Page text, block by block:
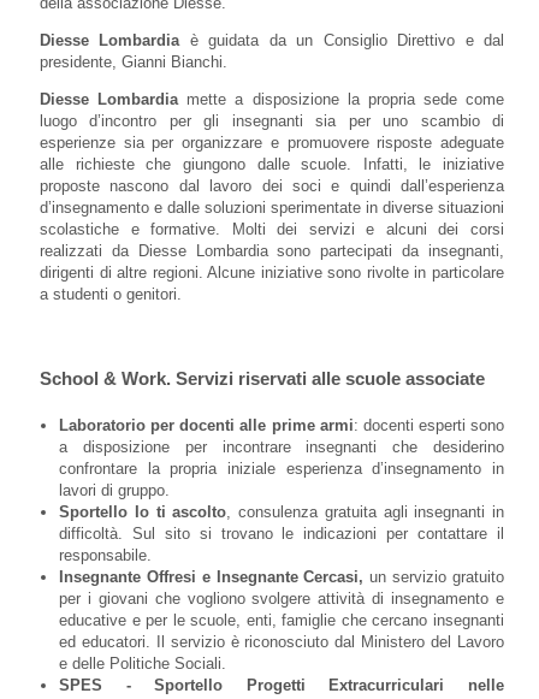
Diesse Lombardia è guidata da un Consiglio Direttivo e dal
presidente, Gianni Bianchi.
Diesse Lombardia mette a disposizione la propria sede come
luogo d’incontro per gli insegnanti sia per uno scambio di
esperienze sia per organizzare e promuovere risposte adeguate
alle richieste che giungono dalle scuole. Infatti, le iniziative
proposte nascono dal lavoro dei soci e quindi dall’esperienza
d’insegnamento e dalle soluzioni sperimentate in diverse situazioni
scolastiche e formative. Molti dei servizi e alcuni dei corsi
realizzati da Diesse Lombardia sono partecipati da insegnanti,
dirigenti di altre regioni. Alcune iniziative sono rivolte in particolare
a studenti o genitori.
School & Work. Servizi riservati alle scuole associate
Laboratorio per docenti alle prime armi: docenti esperti sono
a disposizione per incontrare insegnanti che desiderino
confrontare la propria iniziale esperienza d’insegnamento in
lavori di gruppo.
Sportello Io ti ascolto, consulenza gratuita agli insegnanti in
difficoltà. Sul sito si trovano le indicazioni per contattare il
responsabile.
Insegnante Offresi e Insegnante Cercasi,un servizio gratuito
per i giovani che vogliono svolgere attività di insegnamento e
educative e per le scuole, enti, famiglie che cercano insegnanti
ed educatori. Il servizio è riconosciuto dal Ministero del Lavoro
e delle Politiche Sociali.
SPES - Sportello Progetti Extracurriculari nelle